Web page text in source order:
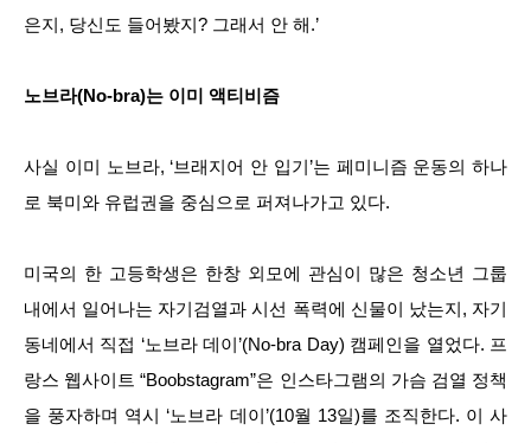
은지, 당신도 들어봤지? 그래서 안 해.’
노브라(No-bra)는 이미 액티비즘
사실 이미 노브라, ‘브래지어 안 입기’는 페미니즘 운동의 하나
로 북미와 유럽권을 중심으로 퍼져나가고 있다.
미국의 한 고등학생은 한창 외모에 관심이 많은 청소년 그룹
내에서 일어나는 자기검열과 시선 폭력에 신물이 났는지, 자기
동네에서 직접 ‘노브라 데이’(No-bra Day) 캠페인을 열었다. 프
랑스 웹사이트 “Boobstagram”은 인스타그램의 가슴 검열 정책
을 풍자하며 역시 ‘노브라 데이’(10월 13일)를 조직한다. 이 사